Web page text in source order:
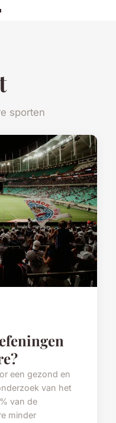
sporten
een gezond en
van het
van de
minder